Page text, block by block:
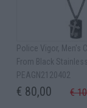
Police Vigor, Men's
From Black
PEAGN2120402
€ 80,00 €